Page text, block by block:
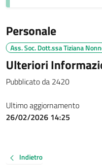
Personale
Ass. Soc. Dott.ssa Tiziana
Ulteriori
Pubblicato da 2420
Ultimo aggiornamento
26/02/2026 14:25
Indietro